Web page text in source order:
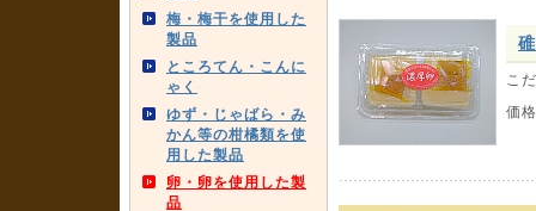
梅・梅干を使用した
製品
ところてん・こんに
ゃく
ゆず・じゃばら・み
かん等の柑橘類を使
用した製品
卵・卵を使用した製
品
こ
価格